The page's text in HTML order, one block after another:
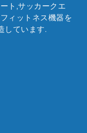
ト,サッカークエ
ィットネス機器を
しています.